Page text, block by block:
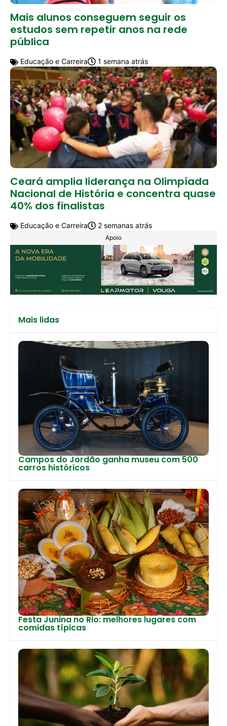
Mais alunos conseguem seguir os
estudos sem repetir anos na rede
pública
Educação e Carreira 1 semana atrás
Ceará amplia liderança na Olimpíada
Nacional de História e concentra quase
40% dos finalistas
Educação e Carreira 2 semanas atrás
Apoio
Mais lidas
Campos do Jordão ganha museu com 500
carros históricos
Festa Junina no Rio: melhores lugares com
comidas típicas